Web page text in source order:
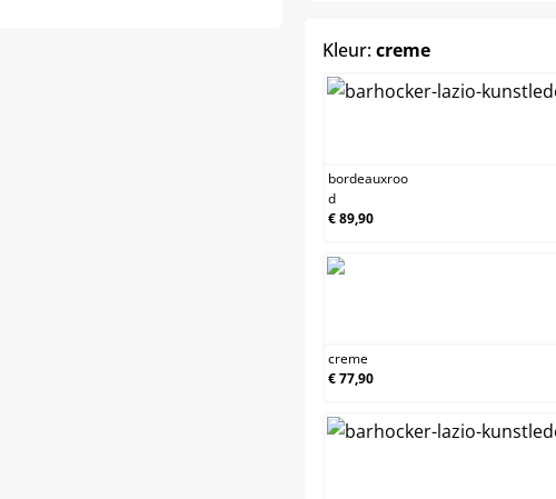
Kleur:cremeselect
bordeauxroo
d
€ 89,90
creme
€ 77,90